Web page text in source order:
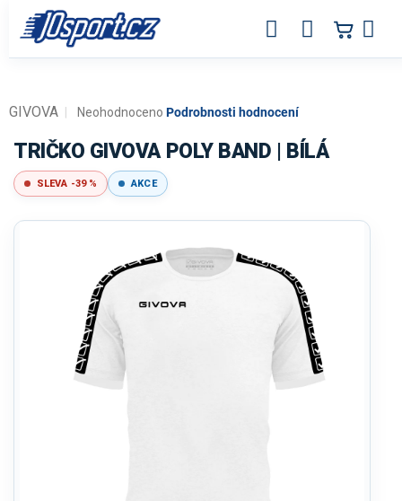
obsah
Průměrné
produktu
je
0,0
z
Neohodnoceno Podrobnosti hodnocení
GIVOVA
TRIČKO GIVOVA POLY BAND | BÍLÁ
SLEVA -39 % AKCE